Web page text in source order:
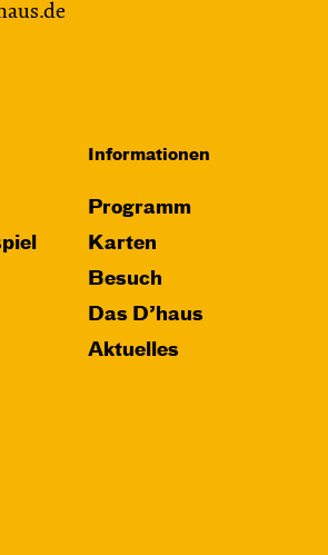
Informationen
Programm
Karten
Besuch
Das D’haus
Aktuelles